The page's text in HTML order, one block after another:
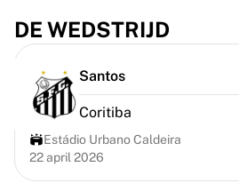
Charlotte Hornets
Chicago Bulls
Portland Trail Blazers
LA Clippers
Bekijk alles over de NBA
Top Europese teams
Beşiktaş Gain
Fenerbahçe Basketbal
DE WEDSTRIJD
Santos
Coritiba
Estádio Urbano Caldeira
22 april 2026